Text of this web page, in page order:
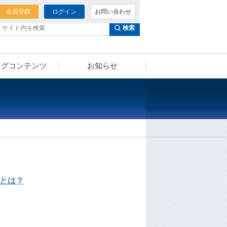
会員登録 ログイン お問い合わせ
検索
（泌尿器科向けコンテンツ）
コンテンツ お知らせ
は？